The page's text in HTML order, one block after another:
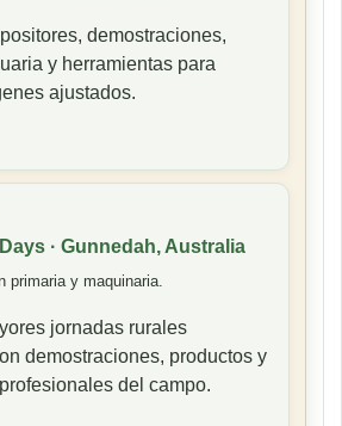
demostraciones,
y herramientas para
ajustados.
· Gunnedah, Australia
primaria y maquinaria.
jornadas rurales
demostraciones, productos y
del campo.